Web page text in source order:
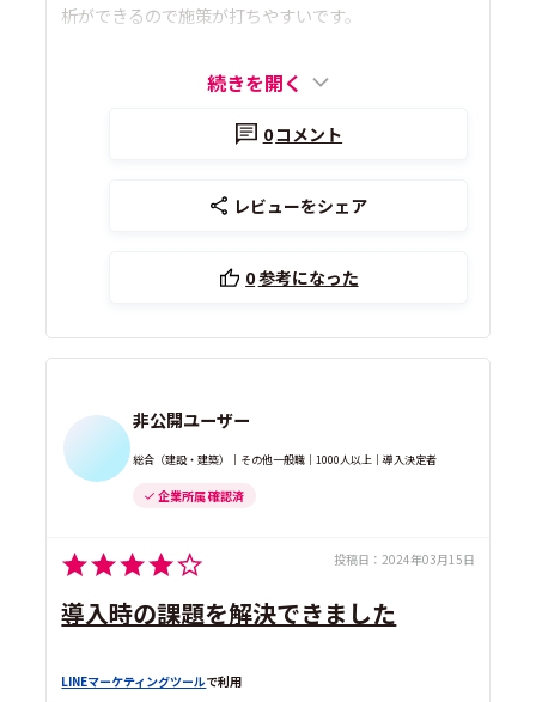
析ができるので施策が打ちやすいです。
続きを開く
0コメント
レビューをシェア
0参考になった
非公開ユーザー
総合（建設・建築）｜その他一般職｜1000人以上｜導入決定者
企業所属 確認済
投稿日： 2024年03月15日
導入時の課題を解決できました
LINEマーケティングツールで利用